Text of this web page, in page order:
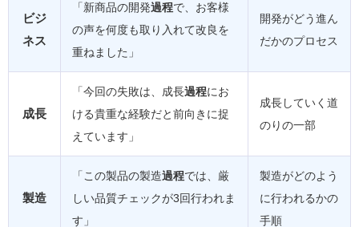
ビジ
ネス
「新商品の開発過程で、お客様
の声を何度も取り入れて改良を
重ねました」
開発がどう進ん
だかのプロセス
成長
「今回の失敗は、成長過程にお
ける貴重な経験だと前向きに捉
えています」
成長していく道
のりの一部
製造
「この製品の製造過程では、厳
しい品質チェックが3回行われま
す」
製造がどのよう
に行われるかの
手順